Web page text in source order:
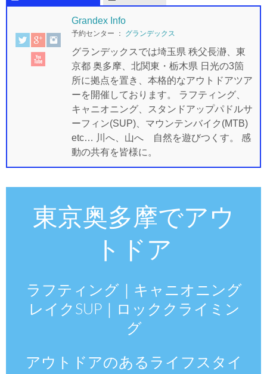
Grandex Info
予約センター ： グランデックス
グランデックスでは埼玉県 秩父長瀞、東
京都 奥多摩、北関東・栃木県 日光の3箇
所に拠点を置き、本格的なアウトドアツア
ーを開催しております。 ラフティング、
キャニオニング、スタンドアップパドルサ
ーフィン(SUP)、マウンテンバイク(MTB)
etc… 川へ、山へ 自然を遊びつくす。 感
動の共有を皆様に。
東京奥多摩でアウ
トドア
ラフティング｜キャニオニング
レイクSUP｜ロッククライミン
グ
アウトドアのあるライフスタイ